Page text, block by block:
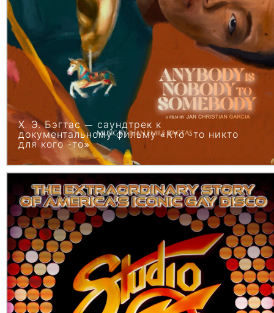
Х. Э. Бэгтас — саундтрек к
документальному фильму «Кто -то никто
для кого -то»